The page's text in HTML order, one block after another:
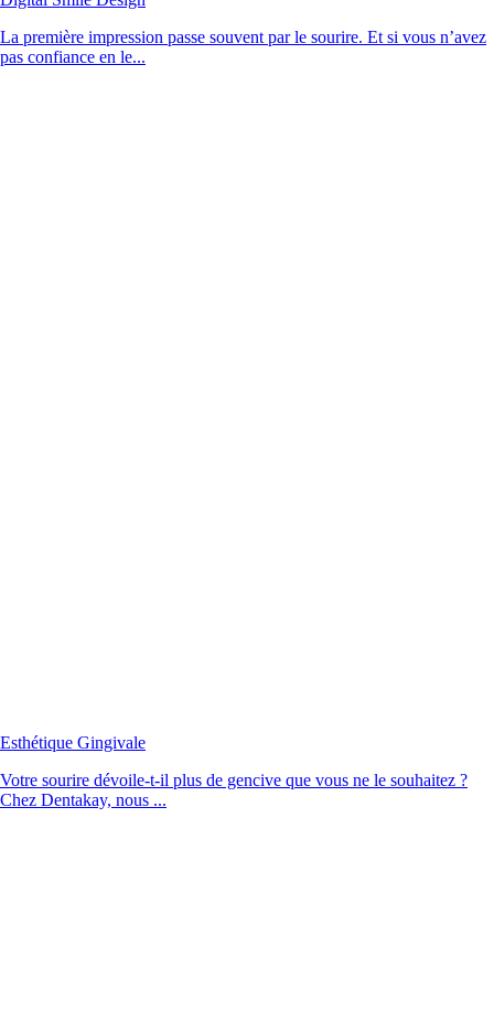
La première impression passe souvent par le sourire. Et si vous n’avez
pas confiance en le...
Esthétique Gingivale
Votre sourire dévoile-t-il plus de gencive que vous ne le souhaitez ?
Chez Dentakay, nous ...